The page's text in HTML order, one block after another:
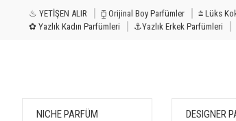
♨ YETİŞEN ALIR ⧮ Orijinal Boy Parfümler
✿ Yazlık Kadın Parfümleri
⚓Yazlık Erkek Parfümleri
NICHE PARFÜM DESIGNER